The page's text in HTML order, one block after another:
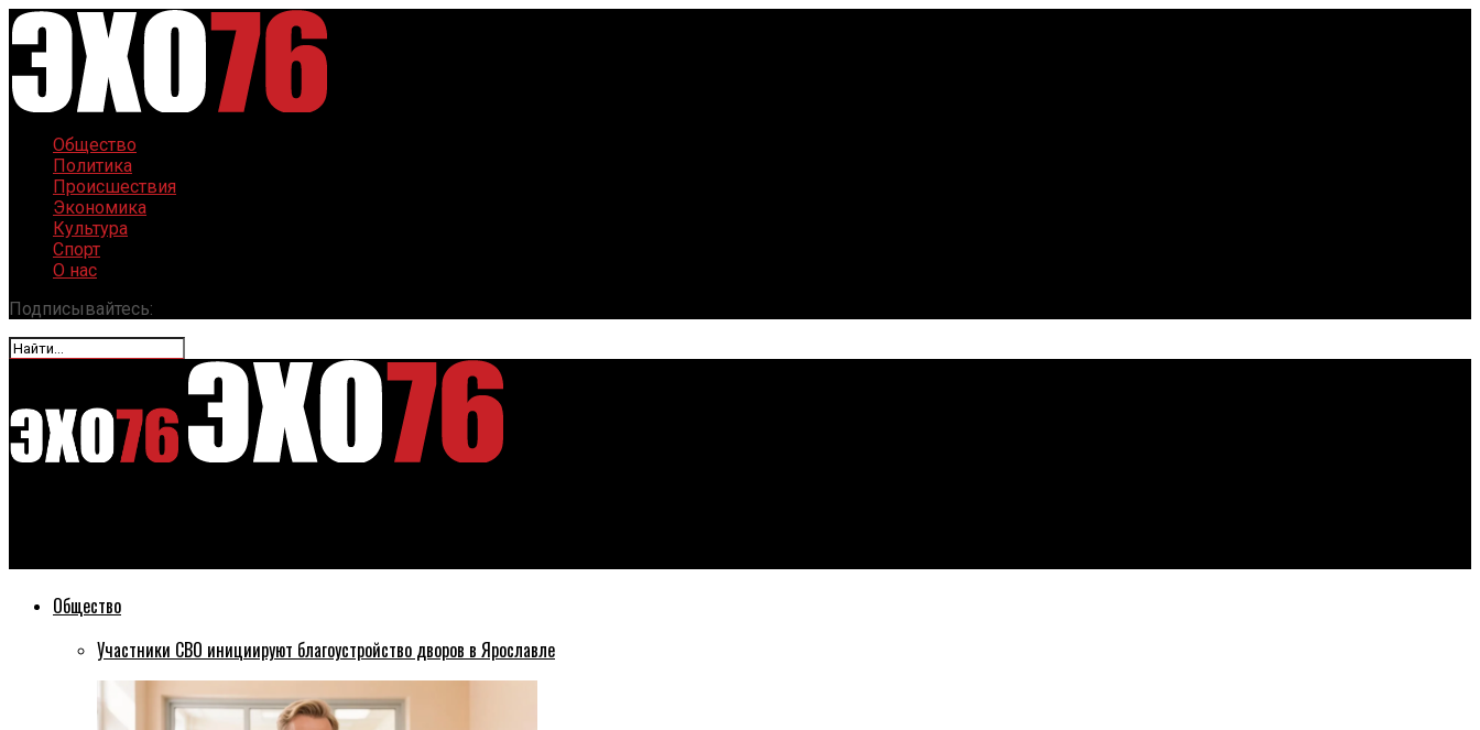
Общество
Политика
Происшествия
Экономика
Культура
Спорт
О нас
Подписывайтесь:
Общество
Участники СВО инициируют благоустройство дворов в Ярославле